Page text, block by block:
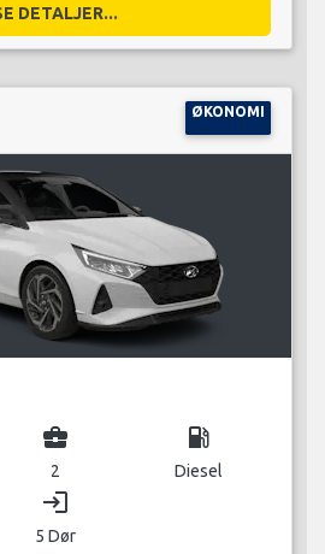
DETALJER...
ØKONOMI
business_center
2
local_gas_station
Diesel
login
5 Dør